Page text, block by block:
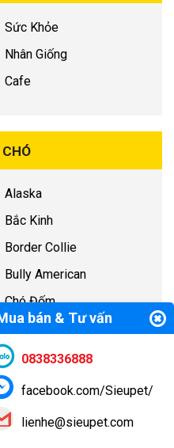
Sức Khỏe
Nhân Giống
Cafe
Alaska
Bắc Kinh
Border Collie
Bully American
Chó Đốm
Corgi
Golden Retriever
H’Mông Cộc
bán & Tư vấn
0838336888
facebook.com/Sieupet/
lienhe@sieupet.com